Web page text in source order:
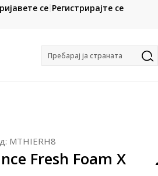
CLICK & COLLECT
со картичка online и подигнете во
се Регистрирајте се
Пребарај ја страната
MTHIERH8
Fresh Foam X